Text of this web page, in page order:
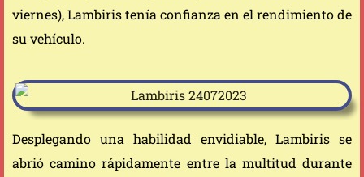
viernes), Lambiris tenía confianza en el rendimiento de
su vehículo.
Desplegando una habilidad envidiable, Lambiris se
abrió camino rápidamente entre la multitud durante